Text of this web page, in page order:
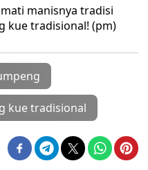
manisnya tradisi
kue tradisional! (pm)
kue tradisional